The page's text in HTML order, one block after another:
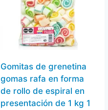
Gomitas de grenetina
gomas rafa en forma
de rollo de espiral en
presentación de 1 kg 1